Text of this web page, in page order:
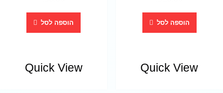
הוספה לסל
Quick View
הוספה לסל
Quick View